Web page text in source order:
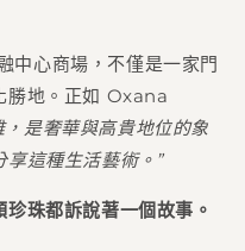
心商場，不僅是一家門
勝地。正如 Oxana
，是奢華與高貴地位的象
這種生活藝術。”
珠都訴說著一個故事。